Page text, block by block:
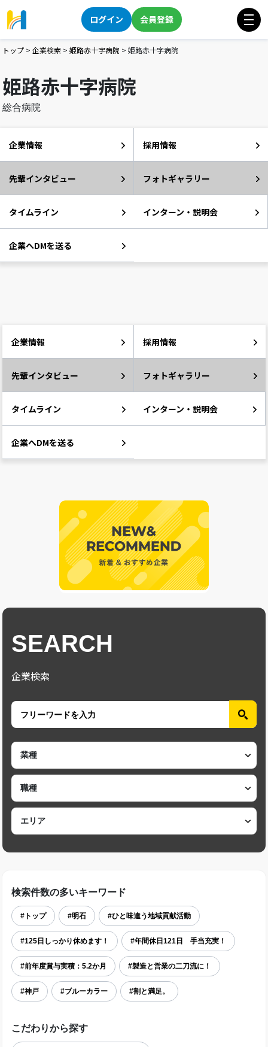
ログイン 会員登録
トップ > 企業検索 > 姫路赤十字病院 > 姫路赤十字病院
姫路赤十字病院
総合病院
企業情報 採用情報
先輩インタビュー フォトギャラリー
タイムライン インターン・説明会
企業へDMを送る
企業情報 採用情報
先輩インタビュー フォトギャラリー
タイムライン インターン・説明会
企業へDMを送る
SEARCH
企業検索
検索件数の多いキーワード
#トップ #明石 #ひと味違う地域貢献活動
#125日しっかり休めます！ #年間休日121日 手当充実！
#前年度賞与実積：5.2か月 #製造と営業の二刀流に！
#神戸 #ブルーカラー #割と満足。
こだわりから探す